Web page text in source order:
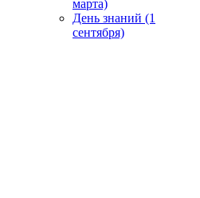
марта)
День знаний (1
сентября)